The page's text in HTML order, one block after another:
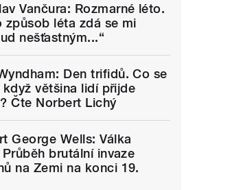
Vančura: Rozmarné léto.
způsob léta zdá se mi
nešťastným...“
Den trifidů. Co se
když většina lidí přijde
Čte Norbert Lichý
George Wells: Válka
brutální invaze
na Zemi na konci 19.